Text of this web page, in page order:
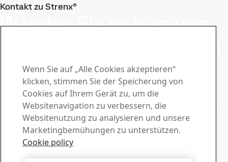
Kontakt zu Strenx®
Wenden Sie sich an uns
Bleiben Sie mit dem Strenx®
Newsletter einen Schritt voraus
Abonnieren Sie unseren Newsletter und erhalten Sie die
neuesten Branchennachrichten, Produktaktualisierungen
und inspirierende Geschichten
Hier anmelden
Vertrieb
Wenden Sie sich bei Fragen zum Verkauf und zu
Wenn Sie auf „Alle Cookies akzeptieren“
klicken, stimmen Sie der Speicherung von
Cookies auf Ihrem Gerät zu, um die
Websitenavigation zu verbessern, die
Websitenutzung zu analysieren und unsere
Marketingbemühungen zu unterstützen.
Cookie policy